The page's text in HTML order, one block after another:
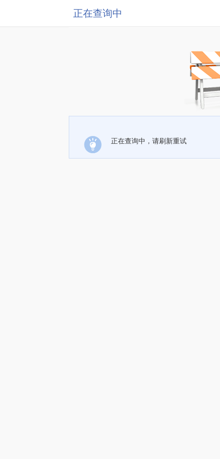
正在查询中
正在查询中，请刷新重试